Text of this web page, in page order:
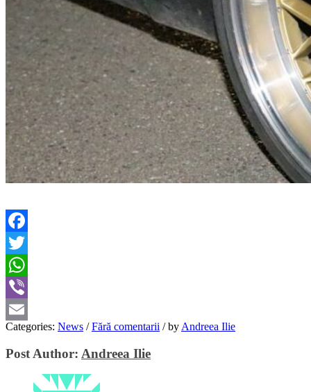
Facebook
Twitter
WhatsApp
Viber
Email
Categories: News / Fără comentarii /by Andreea Ilie
Post Author: Andreea Ilie